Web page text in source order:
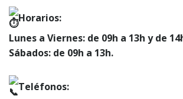
Horarios:
Lunes a Viernes: de 09h a 13h y de
Sábados: de 09h a 13h.
Teléfonos: